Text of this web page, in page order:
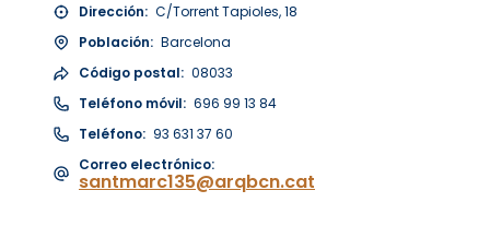
Dirección: C/Torrent Tapioles, 18
Población: Barcelona
Código postal: 08033
Teléfono móvil: 696 99 13 84
Teléfono: 93 631 37 60
Correo electrónico:
santmarc135@arqbcn.cat